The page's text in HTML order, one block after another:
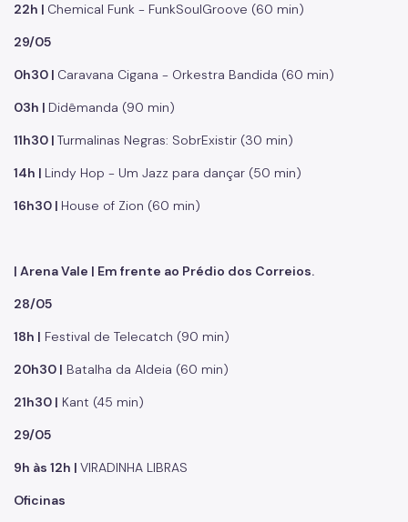
22h | Chemical Funk - FunkSoulGroove (60 min)
29/05
0h30 | Caravana Cigana - Orkestra Bandida (60 min)
03h | Didêmanda (90 min)
11h30 | Turmalinas Negras: SobrExistir (30 min)
14h | Lindy Hop - Um Jazz para dançar (50 min)
16h30 | House of Zion (60 min)
| Arena Vale | Em frente ao Prédio dos Correios.
28/05
18h | Festival de Telecatch (90 min)
20h30 | Batalha da Aldeia (60 min)
21h30 | Kant (45 min)
29/05
9h às 12h | VIRADINHA LIBRAS
Oficinas